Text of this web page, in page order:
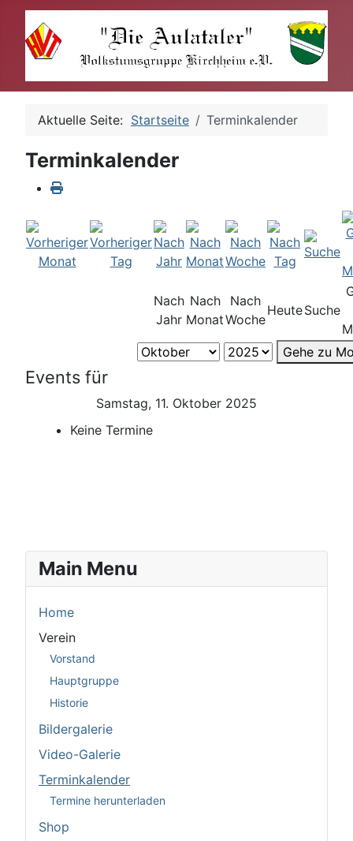
Aktuelle Seite: Startseite Terminkalender
Terminkalender
Nach
Jahr
Nach
Monat
Nach
Woche
HeuteSuche
Gehe zu
Events für
Samstag, 11. Oktober 2025
Keine Termine
Main Menu
Home
Verein
Vorstand
Hauptgruppe
Historie
Bildergalerie
Video-Galerie
Terminkalender
Termine herunterladen
Shop